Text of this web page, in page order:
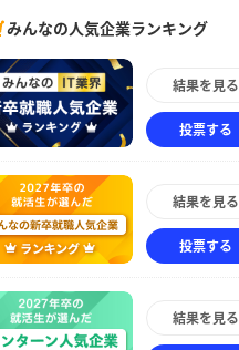
みんなの人気企業ランキング
結果を見る
投票する
結果を見る
投票する
結果を見る